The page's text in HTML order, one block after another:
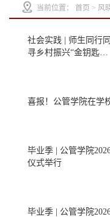
当前位置： 首页 > 风
社会实践 | 师生同行
寻乡村振兴“金钥匙…
喜报！公管学院在学
毕业季 | 公管学院
仪式举行
毕业季 | 公管学院